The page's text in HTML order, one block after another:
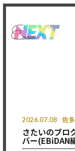
2026.07.08 佐
さたいのブロ
バー